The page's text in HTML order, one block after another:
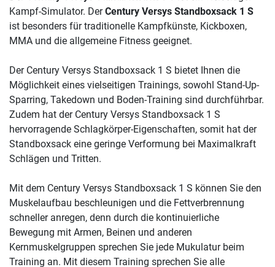
Kampf-Simulator. DerCentury Versys Standboxsack 1 S
ist besonders für traditionelle Kampfkünste, Kickboxen,
MMA und die allgemeine Fitness geeignet.
Der Century Versys Standboxsack 1 S bietet Ihnen die
Möglichkeit eines vielseitigen Trainings, sowohl Stand-Up-
Sparring, Takedown und Boden-Training sind durchführbar.
Zudem hat der Century Versys Standboxsack 1 S
hervorragende Schlagkörper-Eigenschaften, somit hat der
Standboxsack eine geringe Verformung bei Maximalkraft
Schlägen und Tritten.
Mit dem Century Versys Standboxsack 1 S können Sie den
Muskelaufbau beschleunigen und die Fettverbrennung
schneller anregen, denn durch die kontinuierliche
Bewegung mit Armen, Beinen und anderen
Kernmuskelgruppen sprechen Sie jede Mukulatur beim
Training an. Mit diesem Training sprechen Sie alle